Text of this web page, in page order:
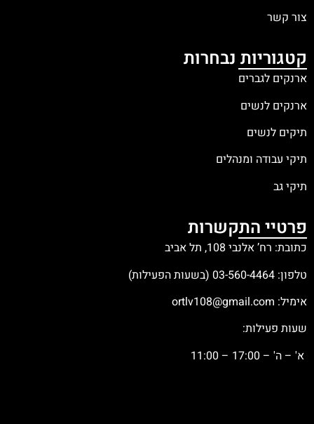
צור קשר
קטגוריות נבחרות
ארנקים לגברים
ארנקים לנשים
תיקים לנשים
תיקי עבודה ומנהלים
תיקי גב
פרטיי התקשרות
כתובת: רח’ אלנבי 108, תל אביב
טלפון: 03-560-4464 (בשעות הפעילות)
אימיל: ortlv108@gmail.com
שעות פעילות:
א' – ה' – 17:00 – 11:00